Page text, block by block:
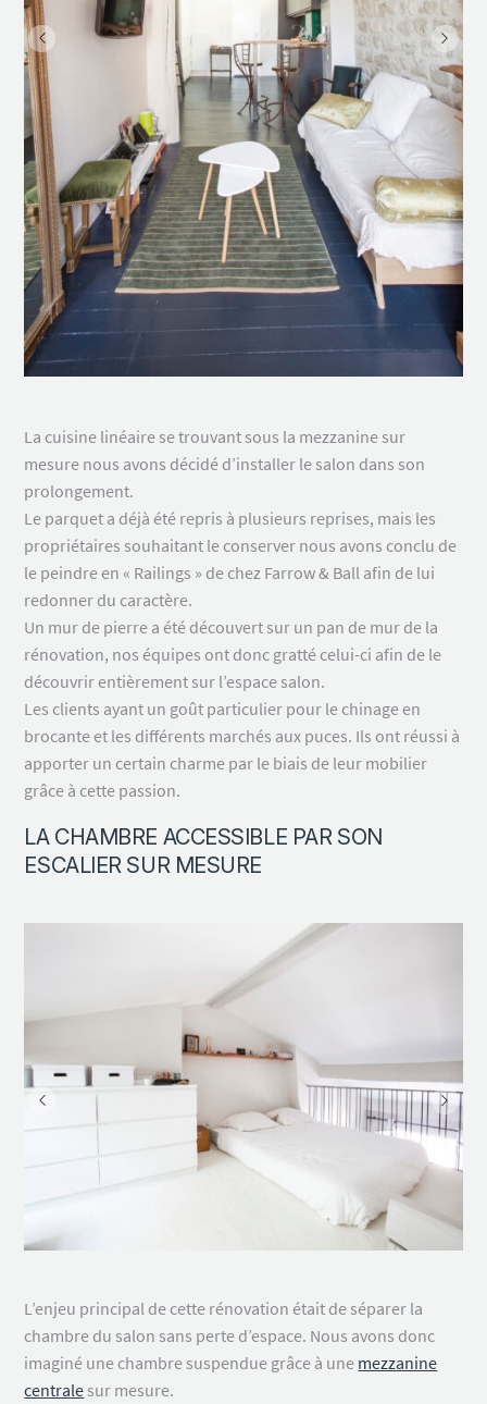
Demande de devis gratuit et sans engagement l’équipe
Ouest Home vous rappel dans les plus brefs délais pour
analyser et chiffrer votre projet.
La cuisine linéaire se trouvant sous la mezzanine sur
mesure nous avons décidé d’installer le salon dans son
prolongement.
Le parquet a déjà été repris à plusieurs reprises, mais les
propriétaires souhaitant le conserver nous avons conclu de
le peindre en « Railings » de chez Farrow & Ball afin de lui
redonner du caractère.
Un mur de pierre a été découvert sur un pan de mur de la
rénovation, nos équipes ont donc gratté celui-ci afin de le
découvrir entièrement sur l’espace salon.
Les clients ayant un goût particulier pour le chinage en
brocante et les différents marchés aux puces. Ils ont réussi à
apporter un certain charme par le biais de leur mobilier
grâce à cette passion.
LA CHAMBRE ACCESSIBLE PAR SON
ESCALIER SUR MESURE
L’enjeu principal de cette rénovation était de séparer la
chambre du salon sans perte d’espace. Nous avons donc
imaginé une chambre suspendue grâce à une mezzanine
centralesur mesure.